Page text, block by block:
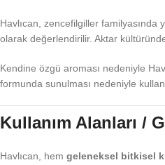
Havlıcan, zencefilgiller
olarak değerlendirilir. Aktar
Kendine özgü aroması nedeniyle
formunda sunulması nedeniyle
Kullanım Alanları /
Havlıcan, hem geleneksel bitkisel